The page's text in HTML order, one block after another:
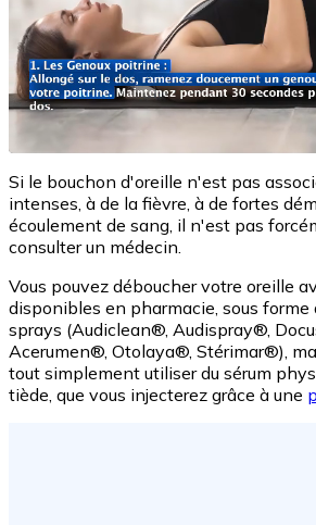
Si le bouchon d'oreille n'est pas
intenses, à de la fièvre, à de fortes
écoulement de sang, il n'est pas
consulter un médecin.
Vous pouvez déboucher votre oreille
disponibles en pharmacie, sous forme
sprays (Audiclean®, Audispray®,
Acerumen®, Otolaya®, Stérimar®),
tout simplement utiliser du sérum
tiède, que vous injecterez grâce à une